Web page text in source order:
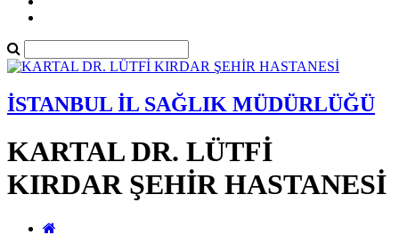
İSTANBUL İL SAĞLIK MÜDÜRLÜĞÜ
KARTAL DR. LÜTFİ
KIRDAR ŞEHİR HASTANESİ